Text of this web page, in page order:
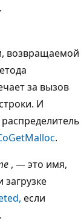
возвращаемой
за вызов
И
.
, — это имя,
загрузке
если